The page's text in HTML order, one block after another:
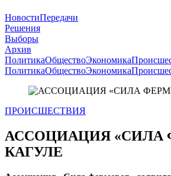
НовостиПередачи
Решения
Выборы
Архив
ПолитикаОбществоЭкономика
ПолитикаОбществоЭкономика
ПРОИСШЕСТВИЯ
АССОЦИАЦИЯ «СИЛА
КАГУЛЕ